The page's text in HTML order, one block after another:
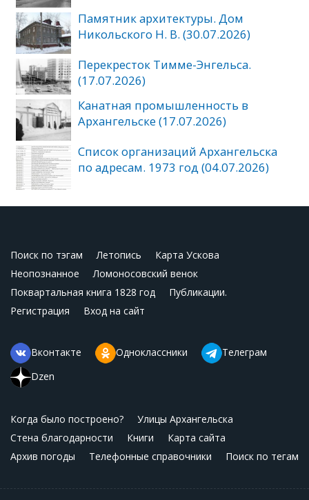
Памятник архитектуры. Дом
Никольского Н. В. (30.07.2026)
Перекресток Тимме-Энгельса.
(17.07.2026)
Канатная промышленность в
Архангельске (17.07.2026)
Список организаций Архангельска
по адресам. 1973 год (04.07.2026)
Поиск по тэгам Летопись
Карта Ускова
Неопознанное
Ломоносовский венок
Поквартальная книга 1828 год
Публикации.
Регистрация
Вход на сайт
Вконтакте Одноклассники
Телеграм
Dzen
Когда было построено?
Улицы Архангельска
Стена благодарности
Книги
Карта сайта
Архив погоды
Телефонные справочники Поиск по тегам